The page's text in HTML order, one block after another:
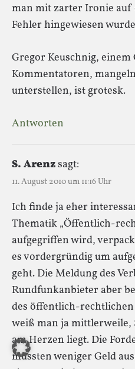
man mit zarter Ironie auf
Fehler hingewiesen
Gregor Keuschnig,
Kommentatoren,
unterstellen, ist grotesk.
Antworten
S. Arenzsagt:
11. August 2010 um 11:16 Uhr
Ich finde ja eher
Thematik „Öffentlich-
aufgegriffen wird,
es vordergründig um
geht. Die Meldung des
Rundfunkanbieter aber
des öffentlich-
weiß man ja mittlerweile,
am Herzen liegt. Die
müssten weniger Geld